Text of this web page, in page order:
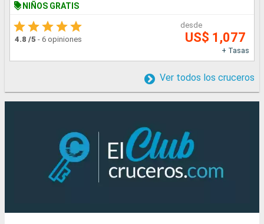
NIÑOS GRATIS
4.8 /5 - 6 opiniones
desde
US$ 1,077
+ Tasas
Ver todos los cruceros